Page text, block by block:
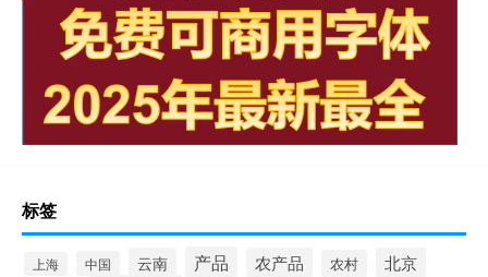
标签
上海 中国 云南 产品 农产品 农村 北京